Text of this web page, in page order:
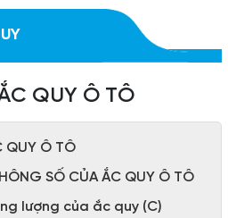
QUY Ô TÔ
QUY Ô TÔ
SỐ CỦA ẮC QUY Ô TÔ
lượng của ắc quy (C)